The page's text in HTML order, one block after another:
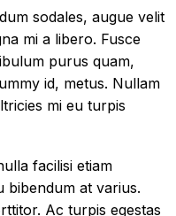
sodales, augue velit
mi a libero. Fusce
purus quam,
id, metus. Nullam
mi eu turpis
facilisi etiam
bibendum at varius.
Ac turpis egestas